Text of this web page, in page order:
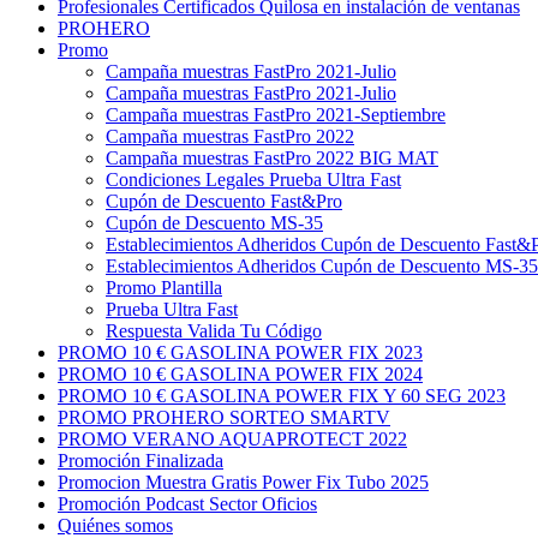
Profesionales Certificados Quilosa en instalación de ventanas
PROHERO
Promo
Campaña muestras FastPro 2021-Julio
Campaña muestras FastPro 2021-Julio
Campaña muestras FastPro 2021-Septiembre
Campaña muestras FastPro 2022
Campaña muestras FastPro 2022 BIG MAT
Condiciones Legales Prueba Ultra Fast
Cupón de Descuento Fast&Pro
Cupón de Descuento MS-35
Establecimientos Adheridos Cupón de Descuento
Establecimientos Adheridos Cupón de Descuento MS-35
Promo Plantilla
Prueba Ultra Fast
Respuesta Valida Tu Código
PROMO 10 € GASOLINA POWER FIX 2023
PROMO 10 € GASOLINA POWER FIX 2024
PROMO 10 € GASOLINA POWER FIX Y 60 SEG 2023
PROMO PROHERO SORTEO SMARTV
PROMO VERANO AQUAPROTECT 2022
Promoción Finalizada
Promocion Muestra Gratis Power Fix Tubo 2025
Promoción Podcast Sector Oficios
Quiénes somos